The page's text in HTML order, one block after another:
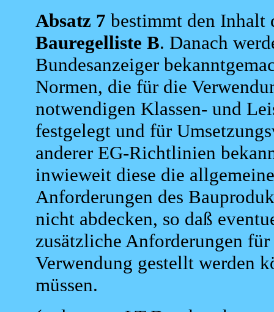
Absatz 7 bestimmt den Inhalt
Bauregelliste B. Danach
Bundesanzeiger
Normen, die für die
notwendigen Klassen- und
festgelegt und für
anderer EG-Richtlinien
inwieweit diese die
Anforderungen des
nicht abdecken, so daß
zusätzliche Anforderungen
Verwendung gestellt werden
müssen.